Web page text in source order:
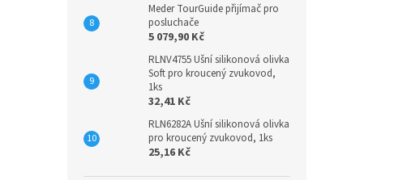
Meder TourGuide přijímač pro
posluchače
5 079,90 Kč
RLNV4755 Ušní silikonová olivka
Soft pro kroucený zvukovod,
1ks
32,41 Kč
RLN6282A Ušní silikonová olivka
pro kroucený zvukovod, 1ks
25,16 Kč